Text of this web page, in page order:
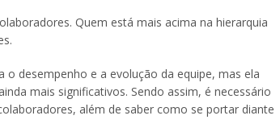
Quem está mais acima na hierarquia
o desempenho e a evolução da equipe, mas ela
mais significativos. Sendo assim, é necessário
além de saber como se portar diante